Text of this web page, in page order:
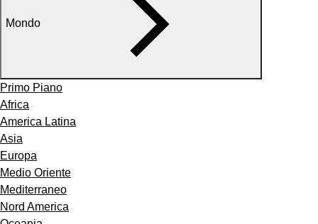
Mondo
Primo Piano
Africa
America Latina
Asia
Europa
Medio Oriente
Mediterraneo
Nord America